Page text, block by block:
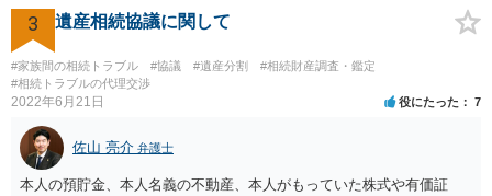
った等)、それも書くとよいです。 書かない方が良いと思うことは、遺
産分割に関係ない(と思われる)いきさつを沢山盛り込むことだと考えま
す(あくまで遺産分割に関係することに留める方が、裁判所や調停委員
の方に事情を理解してもらいやすいと思います)。
3 遺産相続協議に関して
#家族間の相続トラブル #協議 #遺産分割
#相続財産調査・鑑定
#相続トラブルの代理交渉
2022年6月21日 役にたった 7
佐山 亮介 弁護士
本人の預貯金、本人名義の不動産、本人がもっていた株式や有価証